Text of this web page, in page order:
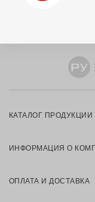
КАТАЛОГ ПРОДУКЦИИ
ИНФОРМАЦИЯ О
ОПЛАТА И ДОСТАВКА